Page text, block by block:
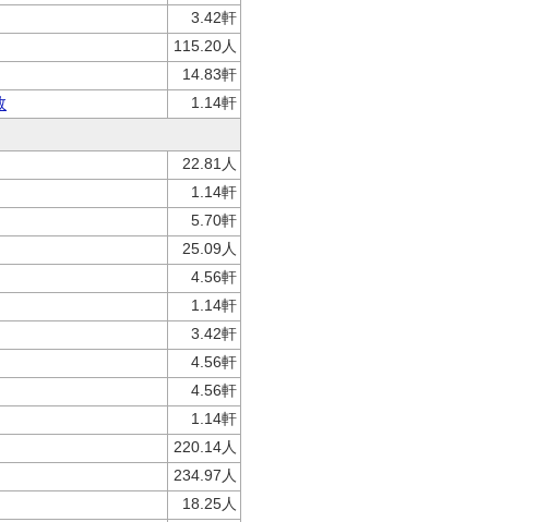
3.42軒
115.20人
14.83軒
1.14軒
22.81人
1.14軒
5.70軒
25.09人
4.56軒
1.14軒
3.42軒
4.56軒
4.56軒
1.14軒
220.14人
234.97人
18.25人